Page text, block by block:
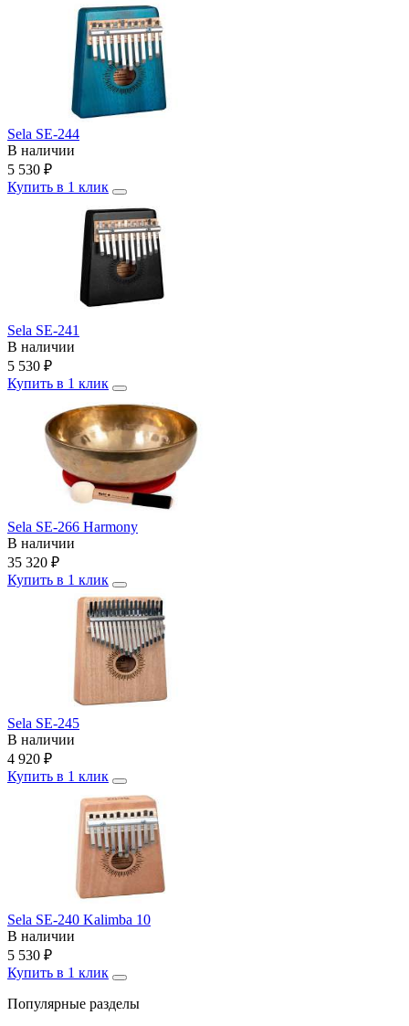
Sela SE-244
В наличии
5 530 ₽
Купить в 1 клик
Sela SE-241
В наличии
5 530 ₽
Купить в 1 клик
Sela SE-266 Harmony
В наличии
35 320 ₽
Купить в 1 клик
Sela SE-245
В наличии
4 920 ₽
Купить в 1 клик
Sela SE-240 Kalimba 10
В наличии
5 530 ₽
Купить в 1 клик
Популярные разделы